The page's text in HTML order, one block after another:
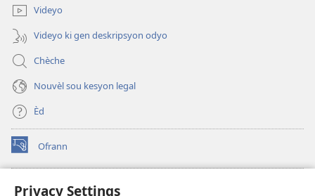
Privacy Settings
Videyo
Videyo ki gen deskripsyon odyo
Chèche
Nouvèl sou kesyon legal
Èd
Ofrann
(opens
new
Bibliyotèk sou Entènèt
(opens